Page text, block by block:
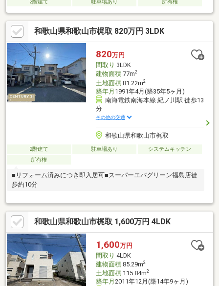
2階建て 駐車場あり 所有権
和歌山県和歌山市梶取 820万円 3LDK
820万円
間取り 3LDK
建物面積77m2
土地面積81.22m2
築年月 1991年4月(築35年5ヶ月)
南海電鉄南海本線 紀ノ川駅 徒歩13
分
その他の交通
和歌山県和歌山市梶取
2階建て 駐車場あり
システムキッチン
所有権
■リフォーム済みにつき即入居可■スーパーエバグリーン福島店徒
歩約10分
和歌山県和歌山市梶取 1,600万円 4LDK
1,600万円
間取り 4LDK
建物面積85.29m2
土地面積115.84m2
築年月 2011年12月(築14年9ヶ月)